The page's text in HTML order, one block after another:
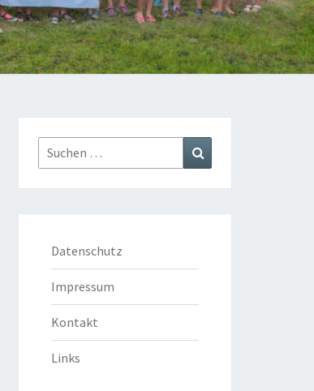
Suchen
nach:
Datenschutz
Impressum
Kontakt
Links